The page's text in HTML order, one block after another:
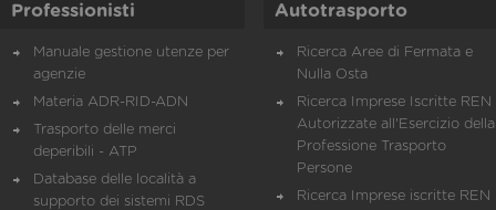
Professionisti
Manuale gestione utenze per
agenzie
Materia ADR-RID-ADN
Trasporto delle merci
deperibili - ATP
Database delle località a
supporto dei sistemi RDS
Autotrasporto
Ricerca Aree di Fermata e
Nulla Osta
Ricerca Imprese Iscritte REN
Autorizzate all'Esercizio della
Professione Trasporto
Persone
Ricerca Imprese iscritte REN